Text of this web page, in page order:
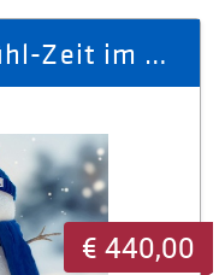
Winterzeit ist Wohlfühl-Zeit im Hotel König Albert für 2 Personen
€ 440,00